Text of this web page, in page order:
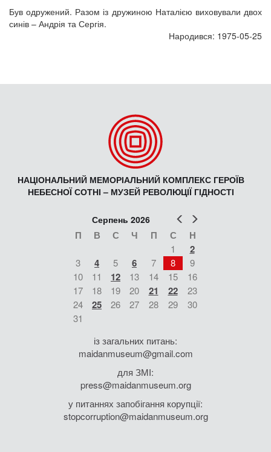
Був одружений. Разом із дружиною Наталією виховували двох
синів – Андрія та Сергія.
Народився: 1975-05-25
НАЦІОНАЛЬНИЙ МЕМОРІАЛЬНИЙ КОМПЛЕКС ГЕРОЇВ
НЕБЕСНОЇ СОТНІ – МУЗЕЙ РЕВОЛЮЦІЇ ГІДНОСТІ
Попер
Серпень 2026
П В С Ч П С Н
1 2
3 4 5 6 7 8
9
10
11 12 13 14 15
16
17
18 19 20 21 22
23
24
25 26 27 28 29
30
31
із загальних питань:
maidanmuseum@gmail.com
для ЗМІ:
press@maidanmuseum.org
у питаннях запобігання корупції:
stopcorruption@maidanmuseum.org